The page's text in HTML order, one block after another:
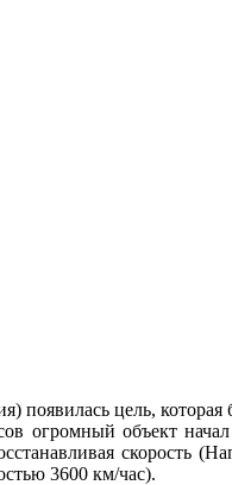
цель, которая
огромный объект
скорость
3600 км/час).